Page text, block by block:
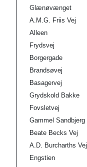
Glænøvænget
A.M.G. Friis Vej
Alleen
Frydsvej
Borgergade
Brandsøvej
Basagervej
Grydskold Bakke
Fovsletvej
Gammel Sandbjerg
Beate Becks Vej
A.D. Burcharths Vej
Engstien